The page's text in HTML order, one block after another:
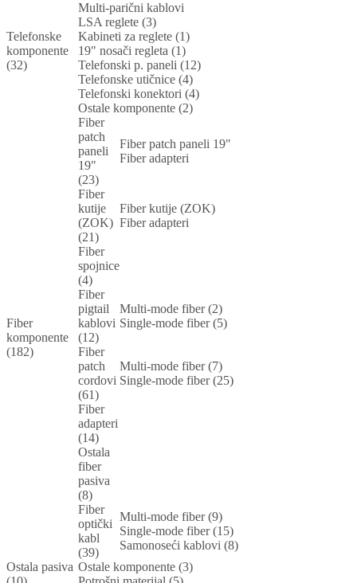
Telefonske
komponente
(32)
Multi-parični kablovi
LSA reglete (3)
Kabineti za reglete (1)
19" nosači regleta (1)
Telefonski p. paneli (12)
Telefonske utičnice (4)
Telefonski konektori (4)
Ostale komponente (2)
Fiber
komponente
(182)
Fiber
patch
paneli
19"
(23)
Fiber patch paneli 19"
Fiber adapteri
Fiber
kutije
(ZOK)
(21)
Fiber kutije (ZOK)
Fiber adapteri
Fiber
spojnice
(4)
Fiber
pigtail
kablovi
(12)
Multi-mode fiber (2)
Single-mode fiber (5)
Fiber
patch
cordovi
(61)
Multi-mode fiber (7)
Single-mode fiber (25)
Fiber
adapteri
(14)
Ostala
fiber
pasiva
(8)
Fiber
optički
kabl
(39)
Multi-mode fiber (9)
Single-mode fiber (15)
Samonoseći kablovi (8)
Ostala pasiva Ostale komponente (3)